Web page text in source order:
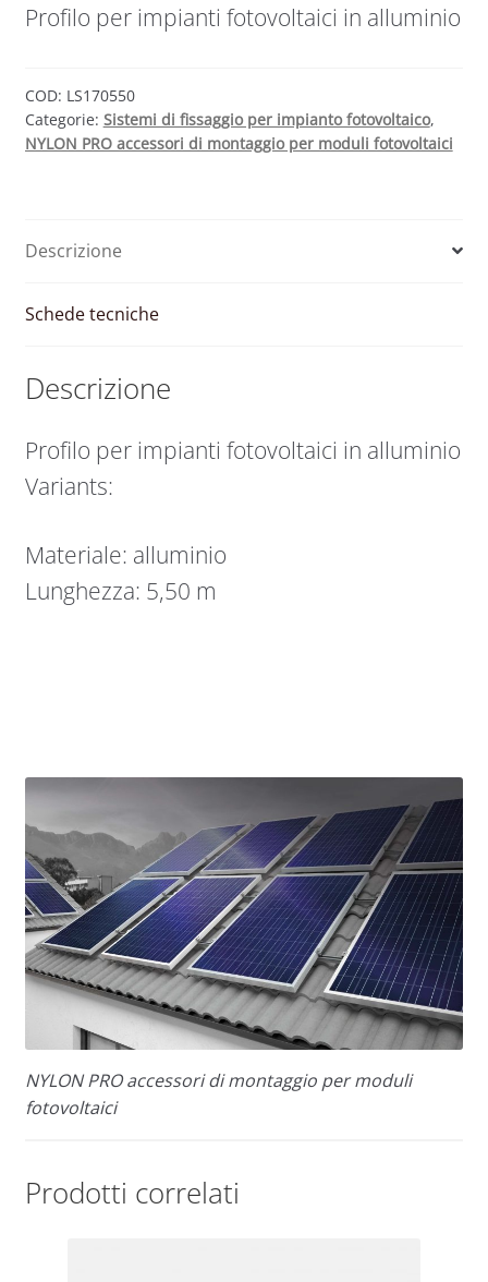
Profilo per impianti fotovoltaici in alluminio
COD: LS170550
Categorie: Sistemi di fissaggio per impianto fotovoltaico,
NYLON PRO accessori di montaggio per moduli fotovoltaici
Descrizione
Schede tecniche
Descrizione
Profilo per impianti fotovoltaici in alluminio
Variants:
Materiale: alluminio
Lunghezza: 5,50 m
NYLON PRO accessori di montaggio per moduli
fotovoltaici
Prodotti correlati